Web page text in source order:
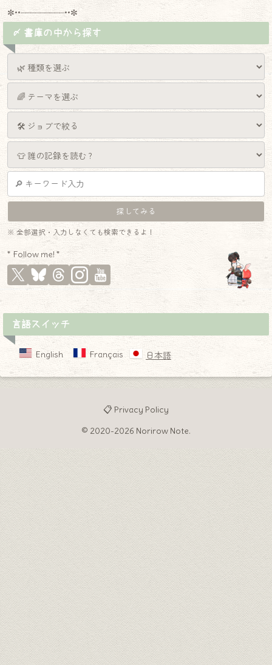
✼••┈┈┈┈┈┈┈┈┈••✼
〆 書庫の中から探す
※ 全部選択・入力しなくても検索できるよ！
* Follow me! *
言語スイッチ
English Français 日本語
📋 Privacy Policy
© 2020-2026 Norirow Note.